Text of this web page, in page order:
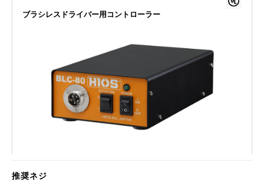
ブラシレスドライバー用コントローラー
推奨ネジ